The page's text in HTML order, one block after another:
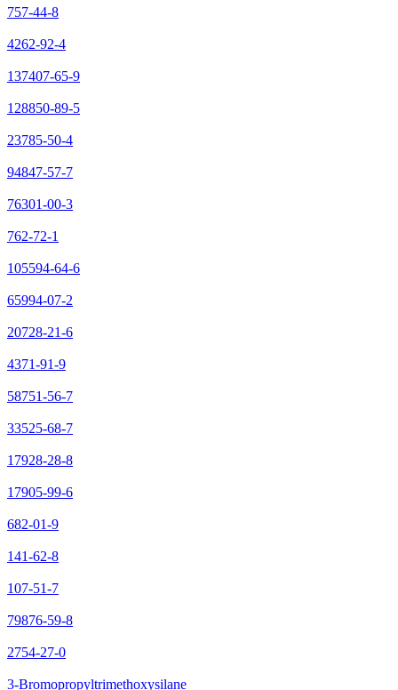
757-44-8
4262-92-4
137407-65-9
128850-89-5
23785-50-4
94847-57-7
76301-00-3
762-72-1
105594-64-6
65994-07-2
20728-21-6
4371-91-9
58751-56-7
33525-68-7
17928-28-8
17905-99-6
682-01-9
141-62-8
107-51-7
79876-59-8
2754-27-0
3-Bromopropyltrimethoxysilane